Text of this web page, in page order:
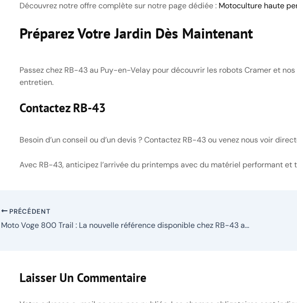
Découvrez notre offre complète sur notre page dédiée : Motoculture haute
Préparez Votre Jardin Dès Maintenant
Passez chez RB-43 au Puy-en-Velay pour découvrir les robots Cramer et
entretien.
Contactez RB-43
Besoin d’un conseil ou d’un devis ? Contactez RB-43 ou venez nous voir
Avec RB-43, anticipez l’arrivée du printemps avec du matériel performant et
PRÉCÉDENT
Moto Voge 800 Trail : La nouvelle référence disponible chez RB-43 au Puy-en-Velay
Laisser Un Commentaire